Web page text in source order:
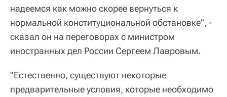
надеемся как можно скорее вернуться к
нормальной конституциональной обстановке", -
сказал он на переговорах с министром
иностранных дел России Сергеем Лавровым.
"Естественно, существуют некоторые
предварительные условия, которые необходимо